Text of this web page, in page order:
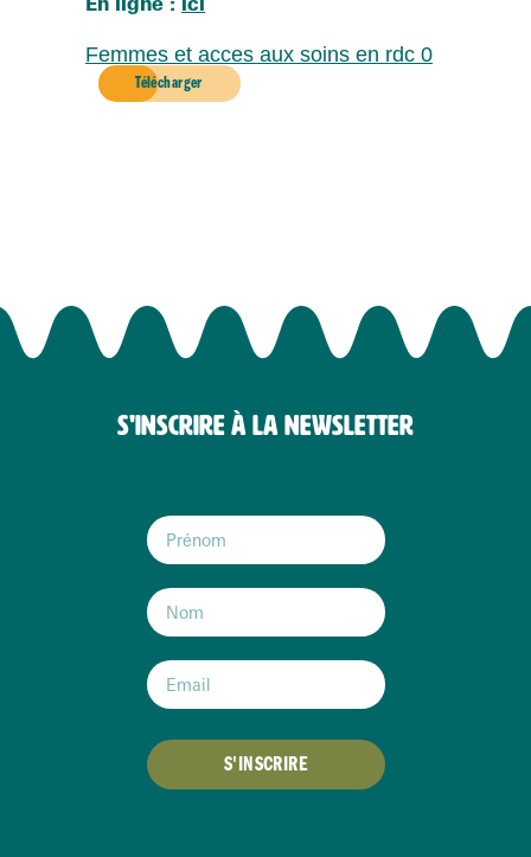
Femmes et acces aux soins en rdc 0
Télécharger
S'INSCRIRE À LA NEWSLETTER
S'INSCRIRE